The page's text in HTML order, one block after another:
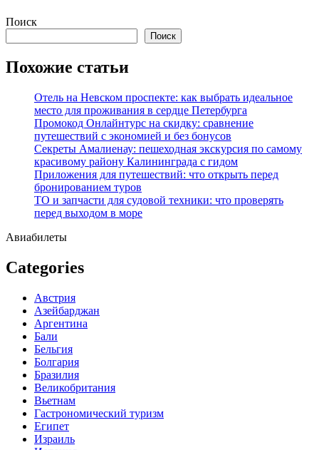
Перейти
содержимому
Поиск
Поиск
Похожие статьи
Отель на Невском проспекте: как выбрать идеальное
место для проживания в сердце Петербурга
Промокод Онлайнтурс на скидку: сравнение
путешествий с экономией и без бонусов
Секреты Амалиенау: пешеходная экскурсия по самому
красивому району Калининграда с гидом
Приложения для путешествий: что открыть перед
бронированием туров
ТО и запчасти для судовой техники: что проверять
перед выходом в море
Авиабилеты
Categories
Австрия
Азейбарджан
Аргентина
Бали
Бельгия
Болгария
Бразилия
Великобритания
Вьетнам
Гастрономический туризм
Египет
Израиль